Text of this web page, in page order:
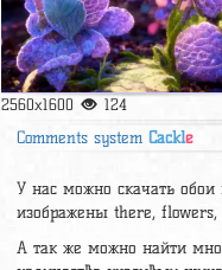
2560x1600 124
Comments systemCackle
У нас можно скачать обои
изображены there, flowers,
А так же можно найти